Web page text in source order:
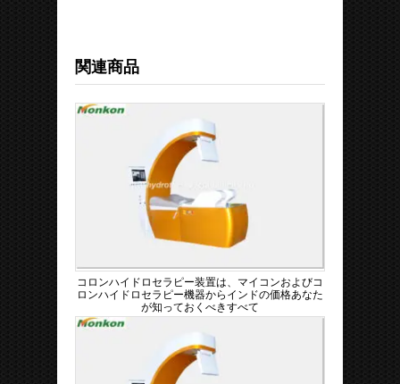
関連商品
コロンハイドロセラピー装置は、マイコンおよびコ
ロンハイドロセラピー機器からインドの価格あなた
が知っておくべきすべて